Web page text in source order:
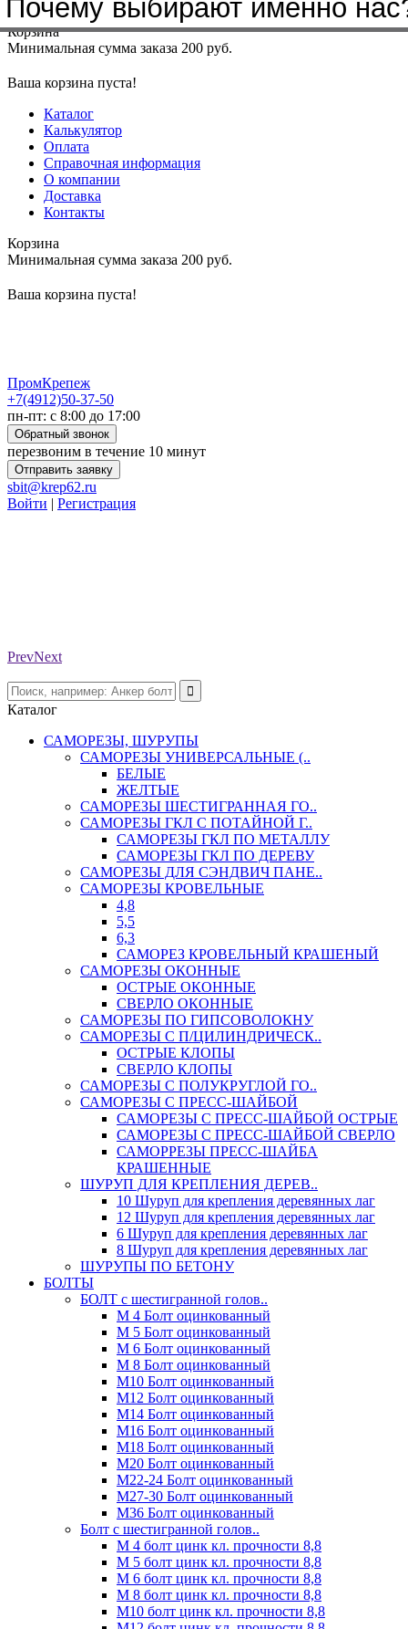
Меню+7(4912)50-37-50sbit@krep62.ru
Корзина
Минимальная сумма заказа 200 руб.
Ваша корзина пуста!
Каталог
Калькулятор
Оплата
Справочная информация
О компании
Доставка
Контакты
Корзина
Минимальная сумма заказа 200 руб.
Ваша корзина пуста!
ПромКрепеж
+7(4912)50-37-50
пн-пт: с 8:00 до 17:00
Обратный звонок
перезвоним в течение 10 минут
Отправить заявку
sbit@krep62.ru
Войти | Регистрация
PrevNext
Каталог
САМОРЕЗЫ, ШУРУПЫ
САМОРЕЗЫ УНИВЕРСАЛЬНЫЕ (..
БЕЛЫЕ
ЖЕЛТЫЕ
САМОРЕЗЫ ШЕСТИГРАННАЯ ГО..
САМОРЕЗЫ ГКЛ С ПОТАЙНОЙ Г..
САМОРЕЗЫ ГКЛ ПО МЕТАЛЛУ
САМОРЕЗЫ ГКЛ ПО ДЕРЕВУ
САМОРЕЗЫ ДЛЯ СЭНДВИЧ ПАНЕ..
САМОРЕЗЫ КРОВЕЛЬНЫЕ
4,8
5,5
6,3
САМОРЕЗ КРОВЕЛЬНЫЙ КРАШЕНЫЙ
САМОРЕЗЫ ОКОННЫЕ
ОСТРЫЕ ОКОННЫЕ
СВЕРЛО ОКОННЫЕ
САМОРЕЗЫ ПО ГИПСОВОЛОКНУ
САМОРЕЗЫ С П/ЦИЛИНДРИЧЕСК..
ОСТРЫЕ КЛОПЫ
СВЕРЛО КЛОПЫ
САМОРЕЗЫ С ПОЛУКРУГЛОЙ ГО..
САМОРЕЗЫ С ПРЕСС-ШАЙБОЙ
САМОРЕЗЫ С ПРЕСС-ШАЙБОЙ ОСТРЫЕ
САМОРЕЗЫ С ПРЕСС-ШАЙБОЙ СВЕРЛО
САМОРРЕЗЫ ПРЕСС-ШАЙБА
КРАШЕННЫЕ
ШУРУП ДЛЯ КРЕПЛЕНИЯ ДЕРЕВ..
10 Шуруп для крепления деревянных лаг
12 Шуруп для крепления деревянных лаг
6 Шуруп для крепления деревянных лаг
8 Шуруп для крепления деревянных лаг
ШУРУПЫ ПО БЕТОНУ
БОЛТЫ
БОЛТ с шестигранной голов..
М 4 Болт оцинкованный
М 5 Болт оцинкованный
М 6 Болт оцинкованный
М 8 Болт оцинкованный
М10 Болт оцинкованный
М12 Болт оцинкованный
М14 Болт оцинкованный
М16 Болт оцинкованный
М18 Болт оцинкованный
М20 Болт оцинкованный
М22-24 Болт оцинкованный
М27-30 Болт оцинкованный
М36 Болт оцинкованный
Болт с шестигранной голов..
М 4 болт цинк кл. прочности 8,8
М 5 болт цинк кл. прочности 8,8
М 6 болт цинк кл. прочности 8,8
М 8 болт цинк кл. прочности 8,8
М10 болт цинк кл. прочности 8,8
Почему выбирают именно